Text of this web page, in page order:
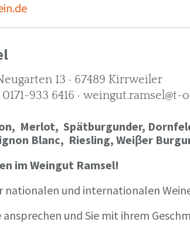
13 · 67489 Kirrweiler
933 6416 · weingut.ramsel@t-
Merlot, Spätburgunder,
Blanc, Riesling, Weiβer
im Weingut Ramsel!
nationalen und internationalen
ansprechen und Sie mit ihrem